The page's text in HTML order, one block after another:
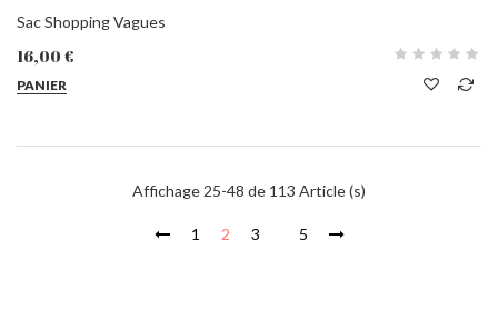
Sac Shopping Vagues
16,00 €
PANIER
Affichage 25-48 de 113 Article (s)
1 2 3 5